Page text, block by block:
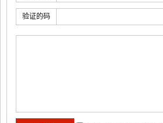
验证的码